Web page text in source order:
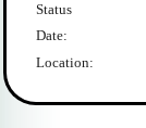
Status
Date:
Location: